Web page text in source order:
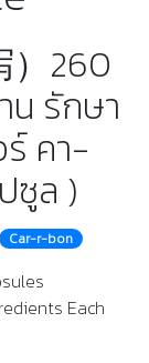
）260
น รักษา
ร์ คา-
ซูล )
Car-r-bon
Each